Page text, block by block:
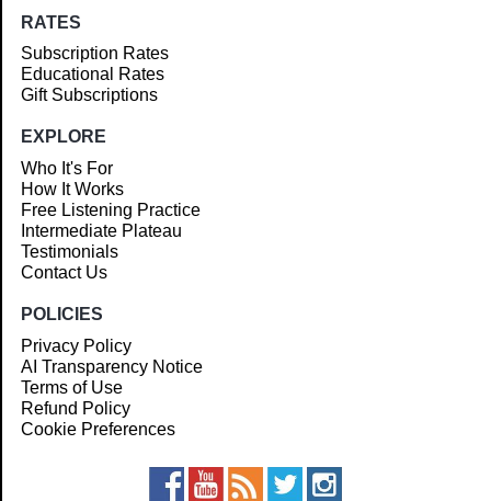
RATES
Subscription Rates
Educational Rates
Gift Subscriptions
EXPLORE
Who It's For
How It Works
Free Listening Practice
Intermediate Plateau
Testimonials
Contact Us
POLICIES
Privacy Policy
AI Transparency Notice
Terms of Use
Refund Policy
Cookie Preferences